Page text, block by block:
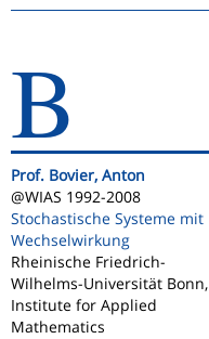
B
Prof. Bovier, Anton
@WIAS 1992-2008
Stochastische Systeme mit
Wechselwirkung
Rheinische Friedrich-
Wilhelms-Universität Bonn,
Institute for Applied
Mathematics